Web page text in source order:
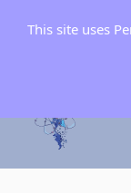
This site uses